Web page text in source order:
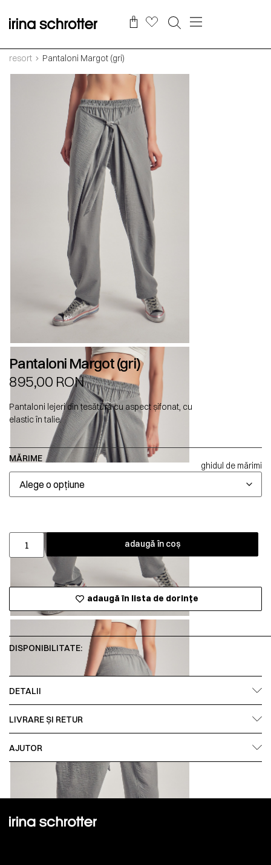
resort Pantaloni Margot (gri)
Pantaloni Margot (gri)
895,00 RON
Pantaloni lejeri din țesătură cu aspect șifonat, cu
elastic în talie.
MĂRIME
ghidul de mărimi
adaugă în coș
adaugă în lista de dorințe
DISPONIBILITATE:
DETALII
LIVRARE ȘI RETUR
AJUTOR